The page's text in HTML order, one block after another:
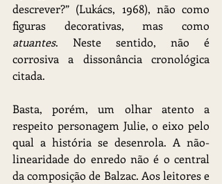
descrever?” (Lukács, 1968), não como
atuantes. Neste sentido, não é
corrosiva a dissonância cronológica
citada.
Basta, porém, um olhar atento a
respeito personagem Julie, o eixo pelo
qual a história se desenrola. A não-
linearidade do enredo não é o central
da composição de Balzac. Aos leitores e